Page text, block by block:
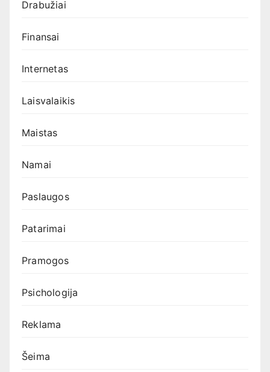
Drabužiai
Finansai
Internetas
Laisvalaikis
Maistas
Namai
Paslaugos
Patarimai
Pramogos
Psichologija
Reklama
Šeima